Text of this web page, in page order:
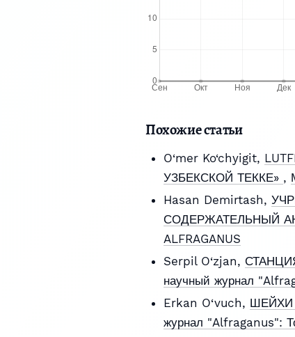
Похожие статьи
O‘mer Ko‘chyigit,
УЗБЕКСКОЙ ТЕККЕ» ,
Hasan Demirtash,
СОДЕРЖАТЕЛЬНЫЙ
ALFRAGANUS
Serpil O‘zjan,
научный журнал
Erkan O‘vuch, ШЕЙХИ
журнал "Alfraganus":